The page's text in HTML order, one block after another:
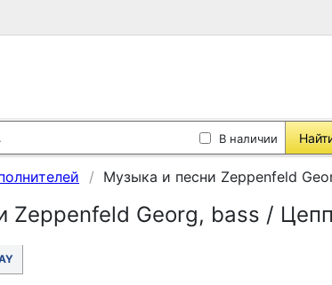
В наличии
Музыка и песни Zeppenfeld
Zeppenfeld Georg, bass /